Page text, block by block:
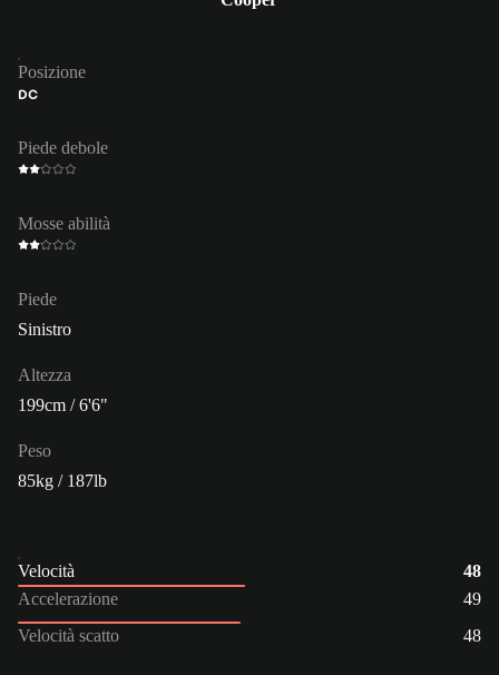
Posizione
DC
Piede debole
Mosse abilità
Piede
Sinistro
Altezza
199cm / 6'6"
Peso
85kg / 187lb
Velocità
48
Accelerazione
49
Velocità scatto
48